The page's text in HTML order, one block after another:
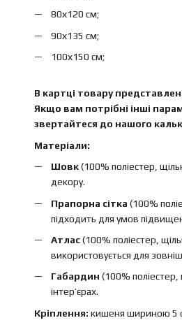
80х120 см;
90х135 см;
100х150 см;
В картці товару
Якщо вам потрібні інші
звертайтеся до нашого
Матеріали:
Шовк(100% поліестер,
декору.
Прапорна сітка (100%
підходить для умов
Атлас(100% поліестер,
використовується для
Габардин (100%
інтер’єрах.
Кріплення: кишеня шириною 5